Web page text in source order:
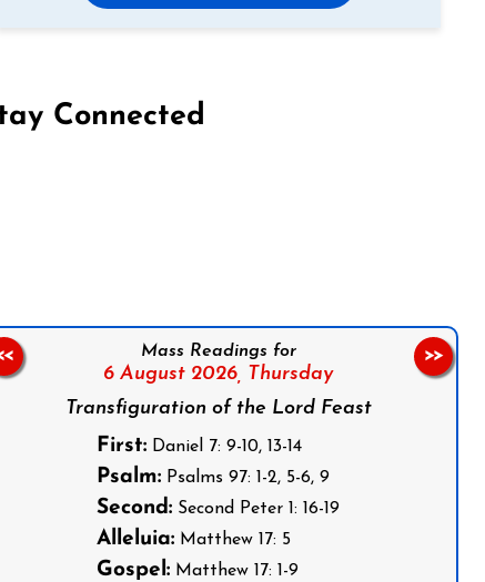
Connected
Mass Readings for
6 August 2026, Thursday
Transfiguration of the Lord Feast
First: Daniel 7: 9-10, 13-14
Psalm: Psalms 97: 1-2, 5-6, 9
Second: Second Peter 1: 16-19
Alleluia: Matthew 17: 5
Gospel: Matthew 17: 1-9
>>